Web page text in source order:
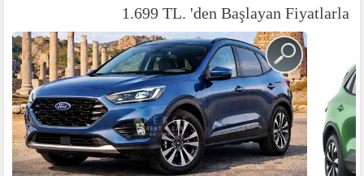
1.699 TL. 'den Başlayan Fiyatlarla